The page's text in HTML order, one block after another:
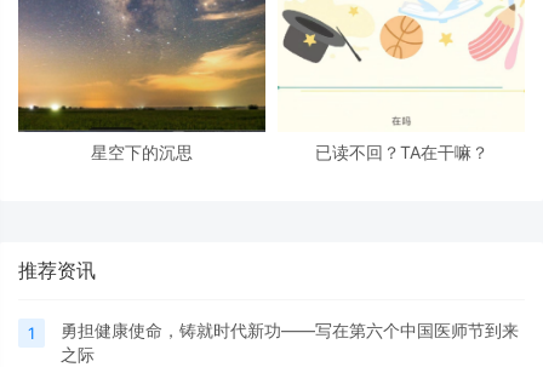
星空下的沉思 已读不回？TA在干嘛？
推荐资讯
1
勇担健康使命，铸就时代新功——写在第六个中国医师节到来
之际